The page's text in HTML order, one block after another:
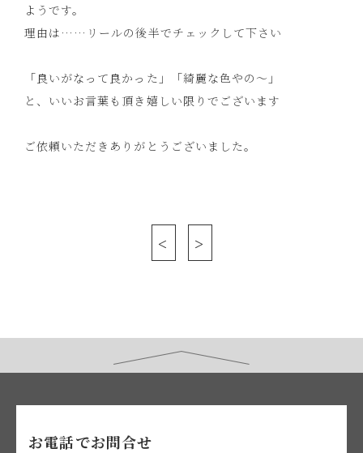
ようです。
理由は……リールの後半でチェックして下さい
「良いがなって良かった」「綺麗な色やの～」
と、いいお言葉も頂き嬉しい限りでございます
ご依頼いただきありがとうございました。
< >
お電話でお問合せ